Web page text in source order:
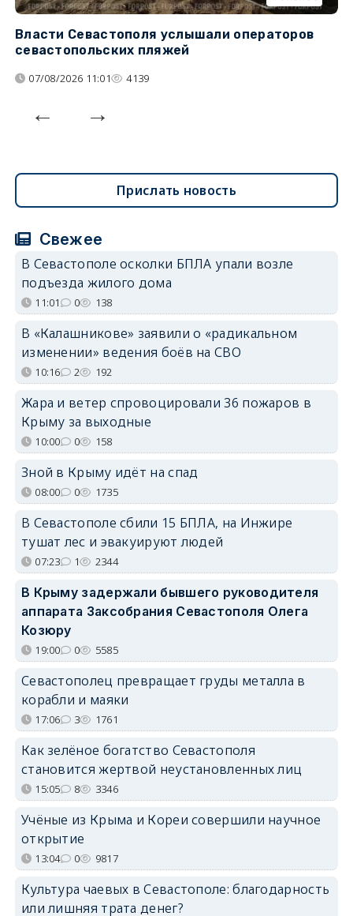
Власти Севастополя услышали операторов
севастопольских пляжей
07/08/2026 11:01 4139
Прислать новость
Свежее
В Севастополе осколки БПЛА упали возле
подъезда жилого дома
11:01 0 138
В «Калашникове» заявили о «радикальном
изменении» ведения боёв на СВО
10:16 2 192
Жара и ветер спровоцировали 36 пожаров в
Крыму за выходные
10:00 0 158
Зной в Крыму идёт на спад
08:00 0 1735
В Севастополе сбили 15 БПЛА, на Инжире
тушат лес и эвакуируют людей
07:23 1 2344
В Крыму задержали бывшего руководителя
аппарата Заксобрания Севастополя Олега
Козюру
19:00 0 5585
Севастополец превращает груды металла в
корабли и маяки
17:06 3 1761
Как зелёное богатство Севастополя
становится жертвой неустановленных лиц
15:05 8 3346
Учёные из Крыма и Кореи совершили научное
открытие
13:04 0 9817
Культура чаевых в Севастополе: благодарность
или лишняя трата денег?